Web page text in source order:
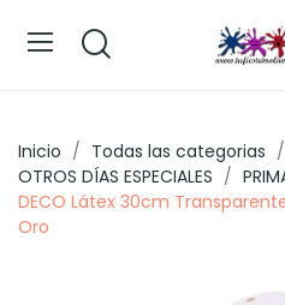
Inicio Todas las categorias
OTROS DÍAS ESPECIALES
DECO Látex 30cm
Oro